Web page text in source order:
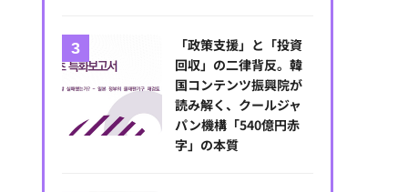
「政策支援」と「投資
回収」の二律背反。韓
国コンテンツ振興院が
読み解く、クールジャ
パン機構「540億円赤
字」の本質